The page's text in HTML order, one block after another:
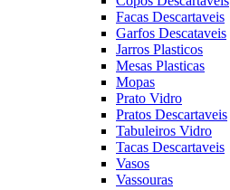
Facas Descartaveis
Garfos Descataveis
Jarros Plasticos
Mesas Plasticas
Mopas
Prato Vidro
Pratos Descartaveis
Tabuleiros Vidro
Tacas Descartaveis
Vasos
Vassouras